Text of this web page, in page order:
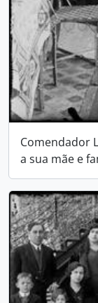
Comendador
a sua mãe e